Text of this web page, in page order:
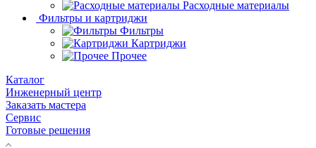
Расходные материалы
Фильтры и картриджи
Фильтры
Картриджи
Прочее
Каталог
Инженерный центр
Заказать мастера
Сервис
Готовые решения